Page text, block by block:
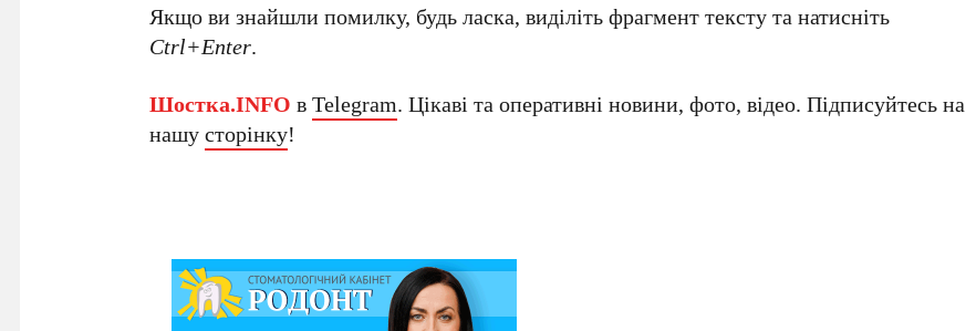
Якщо ви знайшли помилку, будь ласка, виділіть фрагмент тексту та натисніть
Ctrl+Enter.
Шостка.INFO вTelegram. Цікаві та оперативні новини, фото, відео. Підписуйтесь на
нашусторінку!